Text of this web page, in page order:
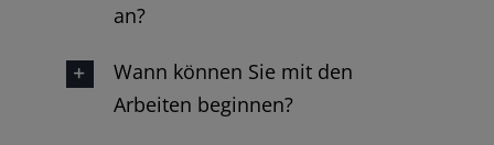
an?
Wann können Sie mit den
Arbeiten beginnen?